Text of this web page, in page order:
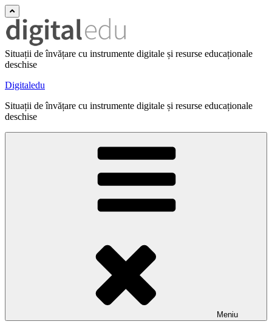
Situații de învățare cu instrumente digitale și resurse educaționale
deschise
Digitaledu
Situații de învățare cu instrumente digitale și resurse educaționale
deschise
Meniu